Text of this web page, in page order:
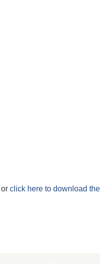
or click here to download